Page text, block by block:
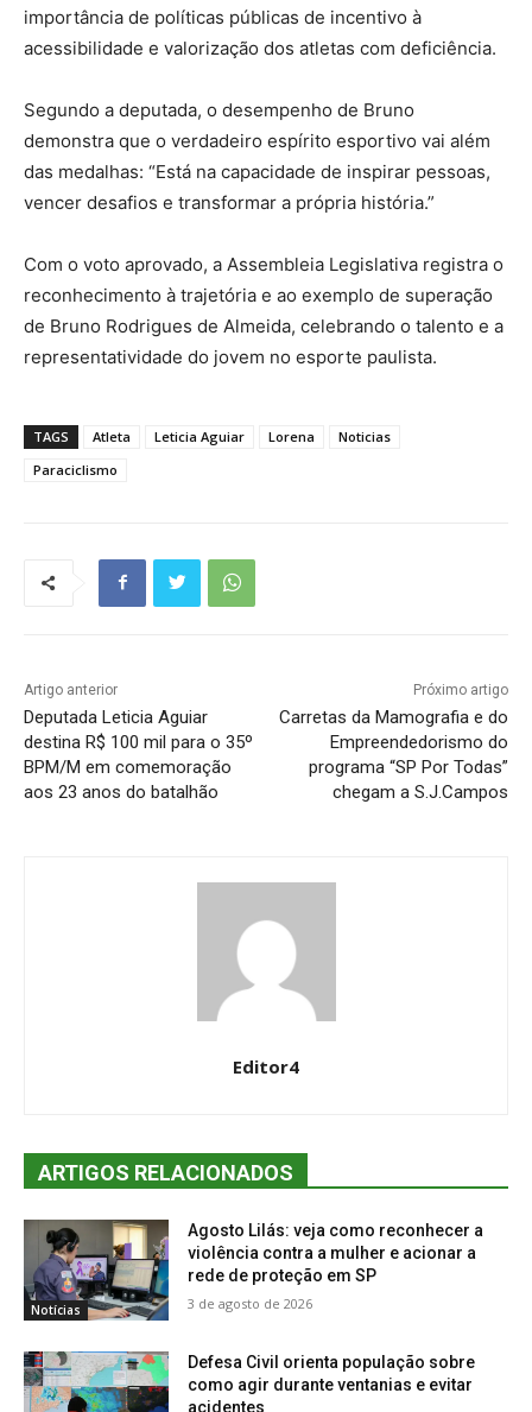
importância de políticas públicas de incentivo à
acessibilidade e valorização dos atletas com deficiência.
Segundo a deputada, o desempenho de Bruno
demonstra que o verdadeiro espírito esportivo vai além
das medalhas: “Está na capacidade de inspirar pessoas,
vencer desafios e transformar a própria história.”
Com o voto aprovado, a Assembleia Legislativa registra o
reconhecimento à trajetória e ao exemplo de superação
de Bruno Rodrigues de Almeida, celebrando o talento e a
representatividade do jovem no esporte paulista.
TAGS Atleta Leticia Aguiar Lorena
Noticias
Paraciclismo
Artigo anterior
Deputada Leticia Aguiar
destina R$ 100 mil para o 35º
BPM/M em comemoração
aos 23 anos do batalhão
Próximo artigo
Carretas da Mamografia e do
Empreendedorismo do
programa “SP Por Todas”
chegam a S.J.Campos
Editor4
ARTIGOS RELACIONADOS
Notícias
Agosto Lilás: veja como reconhecer a
violência contra a mulher e acionar a
rede de proteção em SP
3 de agosto de 2026
Defesa Civil orienta população sobre
como agir durante ventanias e evitar
acidentes